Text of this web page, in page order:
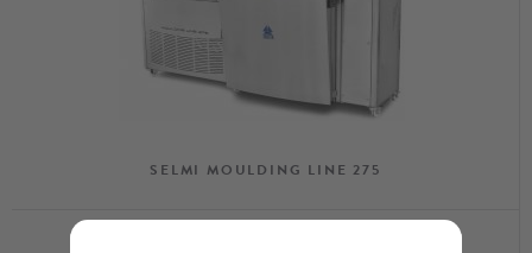
SELMI MOULDING LINE 275